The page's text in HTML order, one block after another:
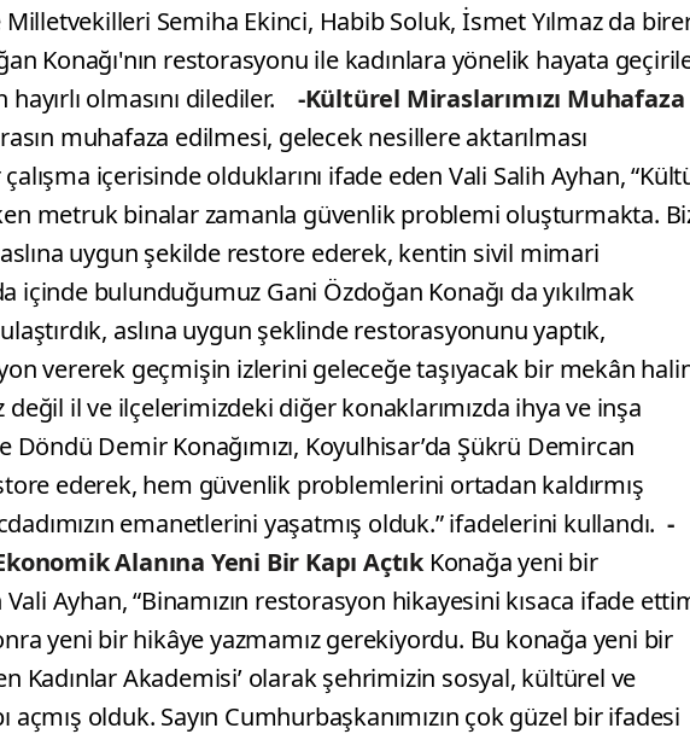
Semiha Ekinci, Habib Soluk, İsmet Yılmaz da
Konağı'nın restorasyonu ile kadınlara yönelik hayata
olmasını dilediler.
-Kültürel Miraslarımızı Muhafaza
muhafaza edilmesi, gelecek nesillere aktarılması
içerisinde olduklarını ifade eden Vali Salih Ayhan,
metruk binalar zamanla güvenlik problemi oluşturmakta.
uygun şekilde restore ederek, kentin sivil mimari
içinde bulunduğumuz Gani Özdoğan Konağı da yıkılmak
aslına uygun şeklinde restorasyonunu yaptık,
vererek geçmişin izlerini geleceğe taşıyacak bir mekân
değil il ve ilçelerimizdeki diğer konaklarımızda ihya ve inşa
Demir Konağımızı, Koyulhisar’da Şükrü Demircan
ederek, hem güvenlik problemlerini ortadan kaldırmış
emanetlerini yaşatmış olduk.” ifadelerini kullandı. -
Alanına Yeni Bir Kapı AçtıkKonağa yeni bir
Ayhan, “Binamızın restorasyon hikayesini kısaca ifade
yeni bir hikâye yazmamız gerekiyordu. Bu konağa yeni bir
Kadınlar Akademisi’ olarak şehrimizin sosyal, kültürel ve
olduk. Sayın Cumhurbaşkanımızın çok güzel bir ifadesi